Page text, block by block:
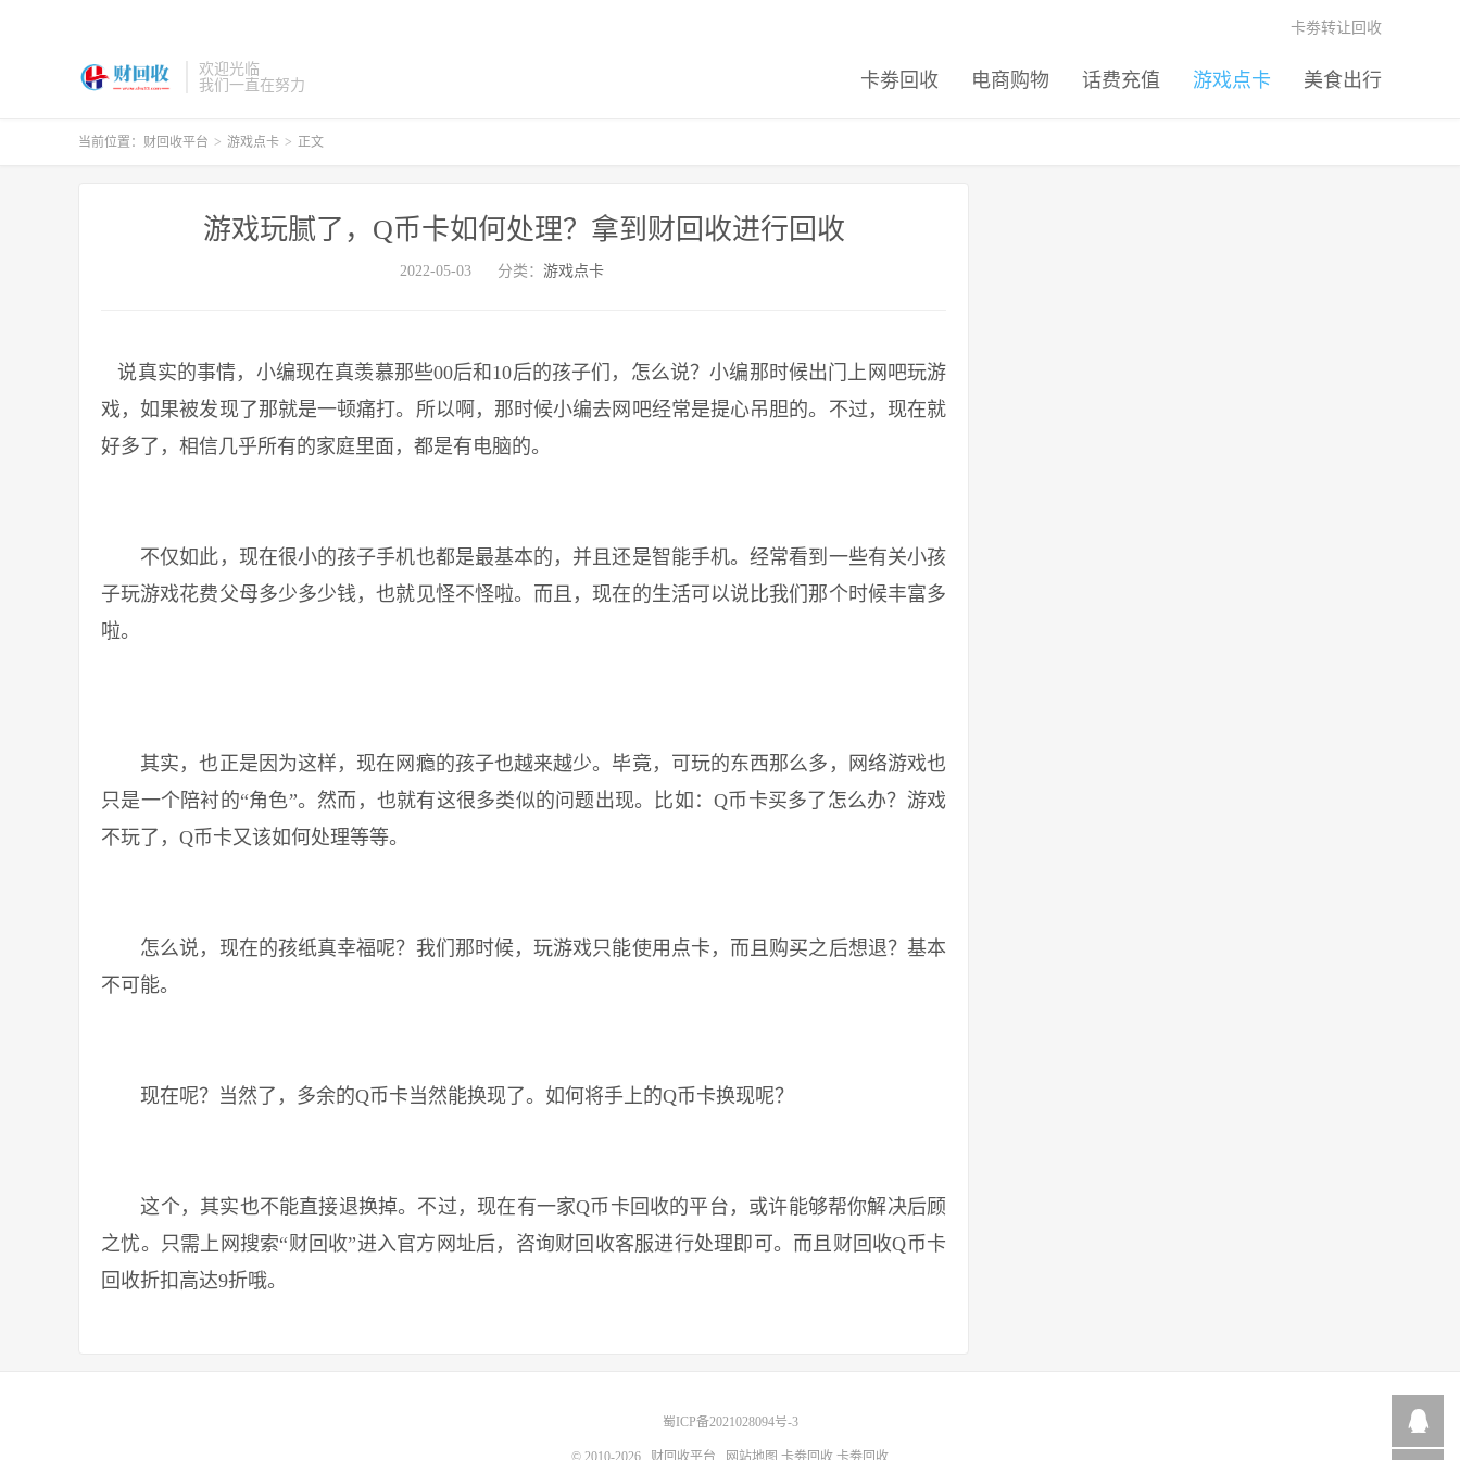
欢迎光临
我们一直在努力
卡劵回收 电商购物 话费充值 游戏点卡 美食出行
卡劵转让回收
当前位置： 财回收平台 > 游戏点卡 > 正文
游戏玩腻了，Q币卡如何处理？拿到财回收进行回收
2022-05-03 分类： 游戏点卡
说真实的事情，小编现在真羡慕那些00后和10后的孩子们，怎么说？小编那时候出门上网吧玩游
戏，如果被发现了那就是一顿痛打。所以啊，那时候小编去网吧经常是提心吊胆的。不过，现在就
好多了，相信几乎所有的家庭里面，都是有电脑的。
不仅如此，现在很小的孩子手机也都是最基本的，并且还是智能手机。经常看到一些有关小孩
子玩游戏花费父母多少多少钱，也就见怪不怪啦。而且，现在的生活可以说比我们那个时候丰富多
啦。
其实，也正是因为这样，现在网瘾的孩子也越来越少。毕竟，可玩的东西那么多，网络游戏也
只是一个陪衬的“角色”。然而，也就有这很多类似的问题出现。比如：Q币卡买多了怎么办？游戏
不玩了，Q币卡又该如何处理等等。
怎么说，现在的孩纸真幸福呢？我们那时候，玩游戏只能使用点卡，而且购买之后想退？基本
不可能。
现在呢？当然了，多余的Q币卡当然能换现了。如何将手上的Q币卡换现呢？
这个，其实也不能直接退换掉。不过，现在有一家Q币卡回收的平台，或许能够帮你解决后顾
之忧。只需上网搜索“财回收”进入官方网址后，咨询财回收客服进行处理即可。而且财回收Q币卡
回收折扣高达9折哦。
蜀ICP备2021028094号-3
© 2010-2026 财回收平台 网站地图 卡劵回收 卡劵回收